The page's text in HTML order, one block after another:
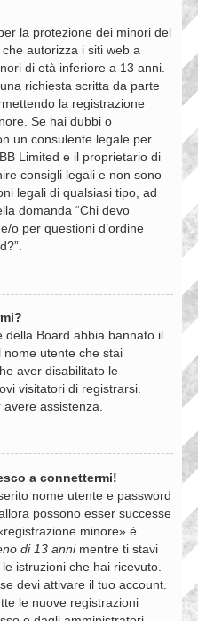
la protezione dei minori del
autorizza i siti web a
di età inferiore a 13 anni.
richiesta scritta da parte
la registrazione
Se hai dubbi o
un consulente legale per
Limited e il proprietario di
consigli legali e non sono
legali di qualsiasi tipo, ad
domanda “Chi devo
o per questioni d’ordine
della Board abbia bannato il
utente che stai
aver disabilitato le
visitatori di registrarsi.
assistenza.
a connettermi!
nome utente e password
possono esser successe
minore» è
di 13 annimentre ti stavi
istruzioni che hai ricevuto.
devi attivare il tuo account.
le nuove registrazioni